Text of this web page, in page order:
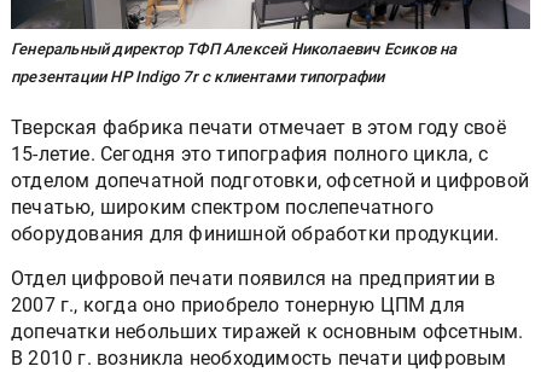
Генеральный директор ТФП Алексей Николаевич Есиков на
презентации HP Indigo 7r с клиентами типографии
Тверская фабрика печати отмечает в этом году своё
15-летие. Сегодня это типография полного цикла, с
отделом допечатной подготовки, офсетной и цифровой
печатью, широким спектром послепечатного
оборудования для финишной обработки продукции.
Отдел цифровой печати появился на предприятии в
2007 г., когда оно приобрело тонерную ЦПМ для
допечатки небольших тиражей к основным офсетным.
В 2010 г. возникла необходимость печати цифровым